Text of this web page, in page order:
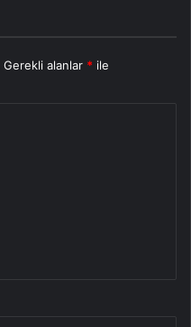
Gerekli alanlar * ile